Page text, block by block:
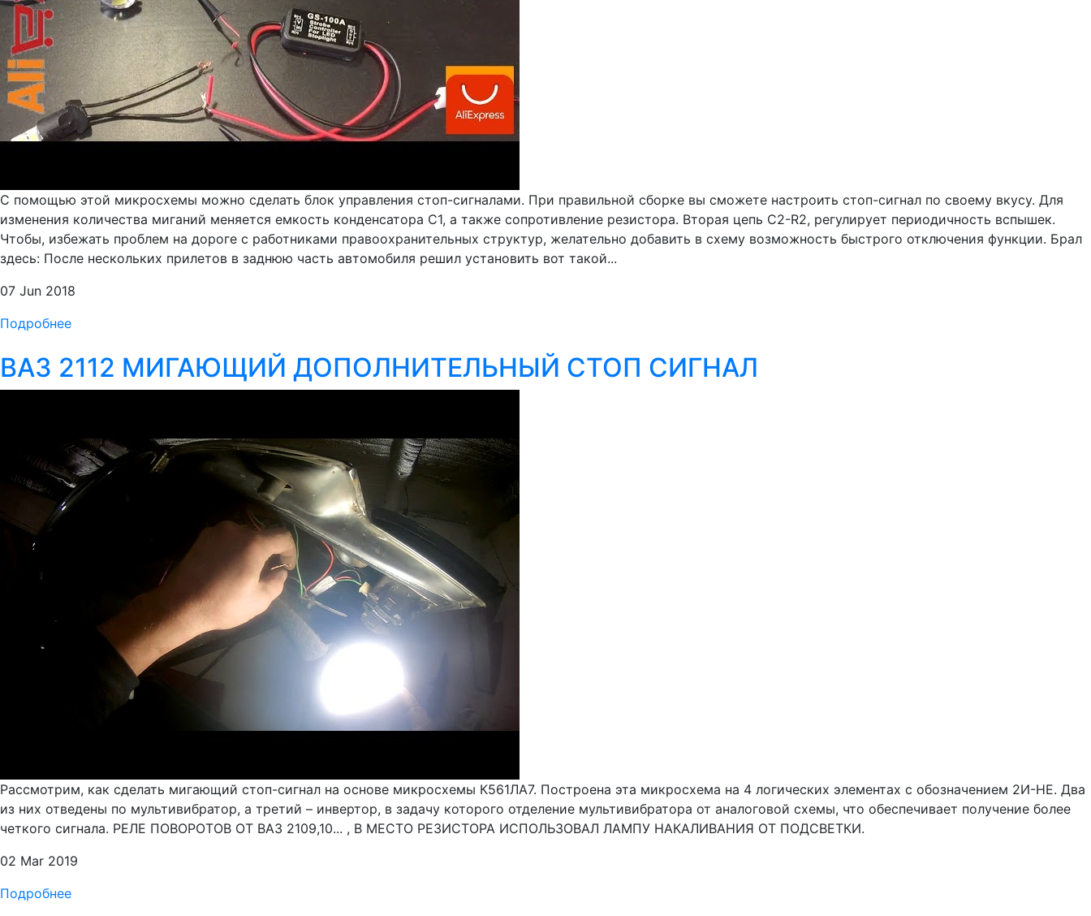
С помощью этой микросхемы можно сделать блок управления стоп-сигналами. При правильной сборке вы сможете настроить стоп-сигнал по своему вкусу. Для
изменения количества миганий меняется емкость конденсатора С1, а также сопротивление резистора. Вторая цепь С2-R2, регулирует периодичность вспышек.
Чтобы, избежать проблем на дороге с работниками правоохранительных структур, желательно добавить в схему возможность быстрого отключения функции. Брал
здесь: После нескольких прилетов в заднюю часть автомобиля решил установить вот такой...
07 Jun 2018
Подробнее
ВАЗ 2112 МИГАЮЩИЙ ДОПОЛНИТЕЛЬНЫЙ СТОП СИГНАЛ
Рассмотрим, как сделать мигающий стоп-сигнал на основе микросхемы К561ЛА7. Построена эта микросхема на 4 логических элементах с обозначением 2И-НЕ. Два
из них отведены по мультивибратор, а третий – инвертор, в задачу которого отделение мультивибратора от аналоговой схемы, что обеспечивает получение более
четкого сигнала. РЕЛЕ ПОВОРОТОВ ОТ ВАЗ 2109,10... , В МЕСТО РЕЗИСТОРА ИСПОЛЬЗОВАЛ ЛАМПУ НАКАЛИВАНИЯ ОТ ПОДСВЕТКИ.
02 Mar 2019
Подробнее